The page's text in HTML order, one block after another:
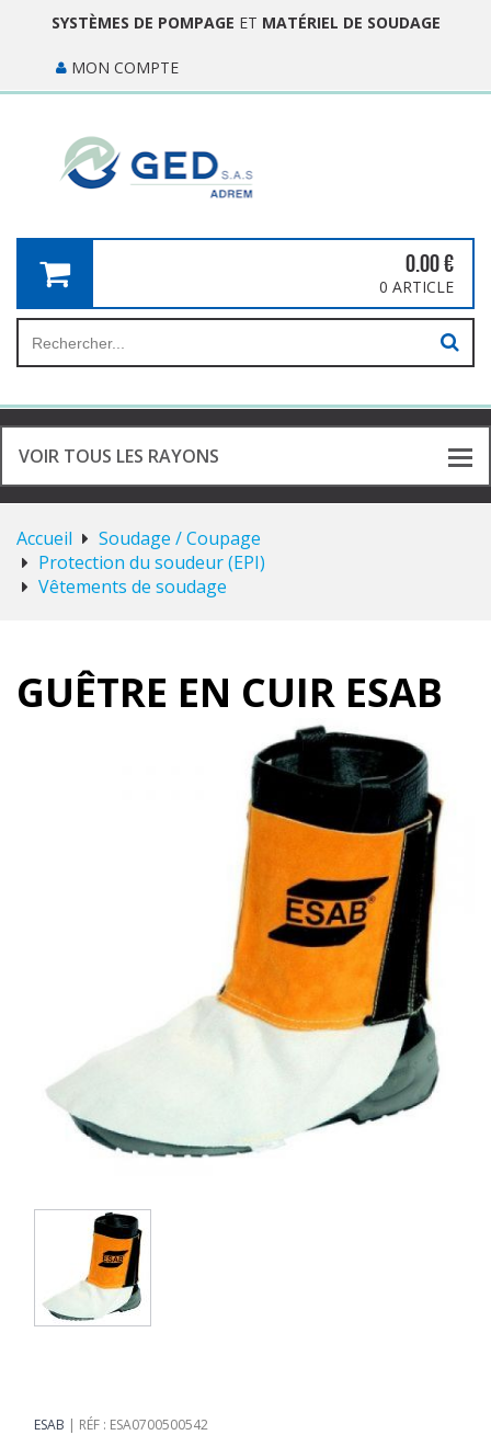
SYSTÈMES DE POMPAGE ET MATÉRIEL DE SOUDAGE
MON COMPTE
0.00€
0 ARTICLE
VOIR TOUS LES RAYONS
Accueil
Soudage / Coupage
Protection du soudeur (EPI)
Vêtements de soudage
GUÊTRE EN CUIR ESAB
ESAB RÉF : ESA0700500542